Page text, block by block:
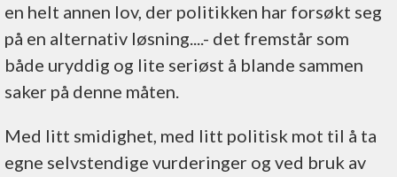
en helt annen lov, der politikken har forsøkt seg
på en alternativ løsning....- det fremstår som
både uryddig og lite seriøst å blande sammen
saker på denne måten.
Med litt smidighet, med litt politisk mot til å ta
egne selvstendige vurderinger og ved bruk av